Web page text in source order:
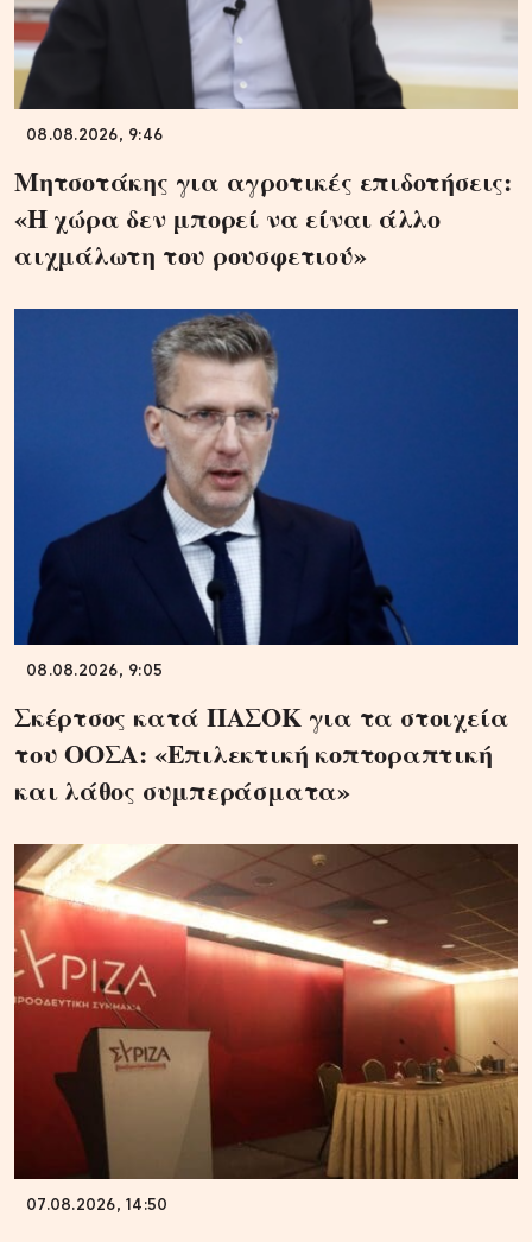
08.08.2026, 9:46
Μητσοτάκης για αγροτικές επιδοτήσεις:
«Η χώρα δεν μπορεί να είναι άλλο
αιχμάλωτη του ρουσφετιού»
08.08.2026, 9:05
Σκέρτσος κατά ΠΑΣΟΚ για τα στοιχεία
του ΟΟΣΑ: «Επιλεκτική κοπτοραπτική
και λάθος συμπεράσματα»
07.08.2026, 14:50